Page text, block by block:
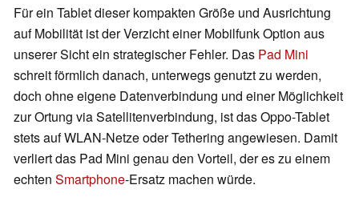
Für ein Tablet dieser kompakten Größe und Ausrichtung
auf Mobilität ist der Verzicht einer Mobilfunk Option aus
unserer Sicht ein strategischer Fehler. Das Pad Mini
schreit förmlich danach, unterwegs genutzt zu werden,
doch ohne eigene Datenverbindung und einer Möglichkeit
zur Ortung via Satellitenverbindung, ist das Oppo-Tablet
stets auf WLAN‑Netze oder Tethering angewiesen. Damit
verliert das Pad Mini genau den Vorteil, der es zu einem
echten Smartphone‑Ersatz machen würde.